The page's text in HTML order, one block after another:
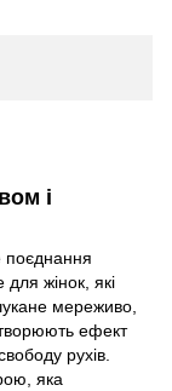
і
для жінок, які
мереживо,
ефект
рухів.
яка